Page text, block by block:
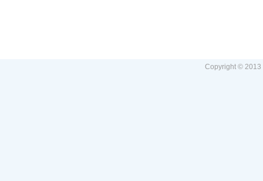
Copyright © 2013